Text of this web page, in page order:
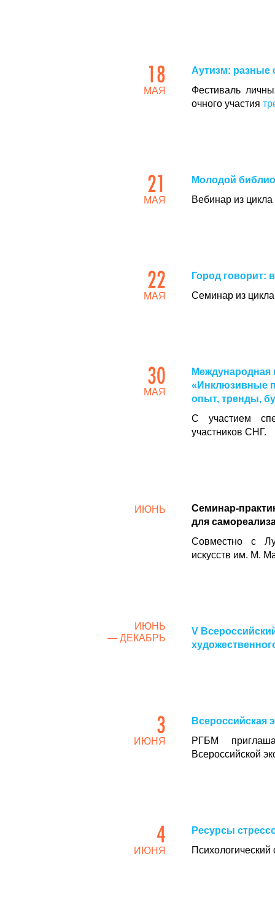
18
МАЯ
Аутизм: разные
Фестиваль
очного участия
21
МАЯ
Молодой
Вебинар из
22
МАЯ
Город говорит:
Семинар из
30
МАЯ
Международная
«Инклюзивные
опыт, тренды,
С участием
участников СНГ.
ИЮНЬ
Семинар-
для
Совместно с
искусств им. М.
ИЮНЬ
— ДЕКАБРЬ
V
3
ИЮНЯ
Всероссийская
РГБМ
Всероссийской
4
ИЮНЯ
Ресурсы